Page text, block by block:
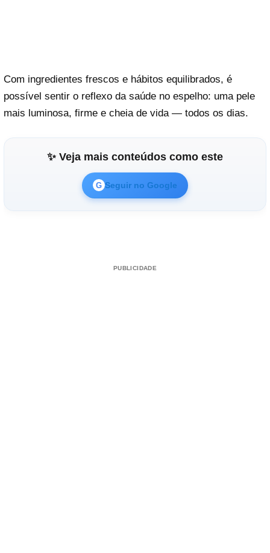
Com ingredientes frescos e hábitos equilibrados, é
possível sentir o reflexo da saúde no espelho: uma pele
mais luminosa, firme e cheia de vida — todos os dias.
✨ Veja mais conteúdos como este
G Seguir no Google
PUBLICIDADE